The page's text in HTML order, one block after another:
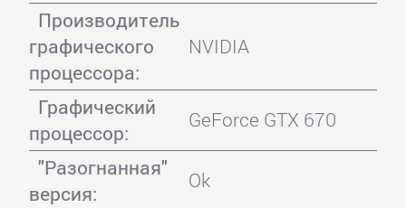
Производитель
графического
процессора:
NVIDIA
Графический
процессор:
GeForce GTX 670
"Разогнанная"
версия:
Ok